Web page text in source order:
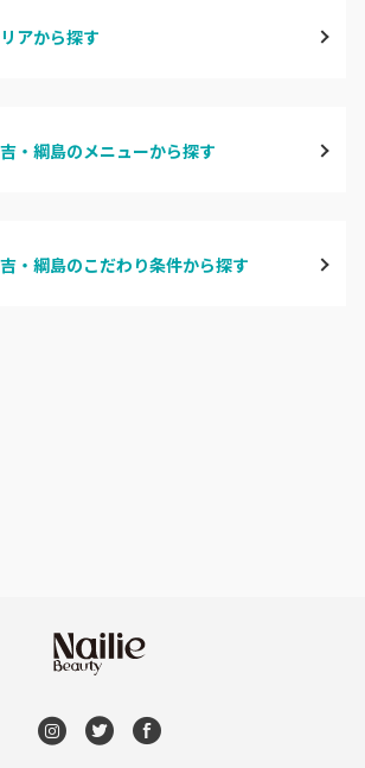
アから探す
らい・関内
・綱島のメニューから探す
・綱島のこだわり条件から探す